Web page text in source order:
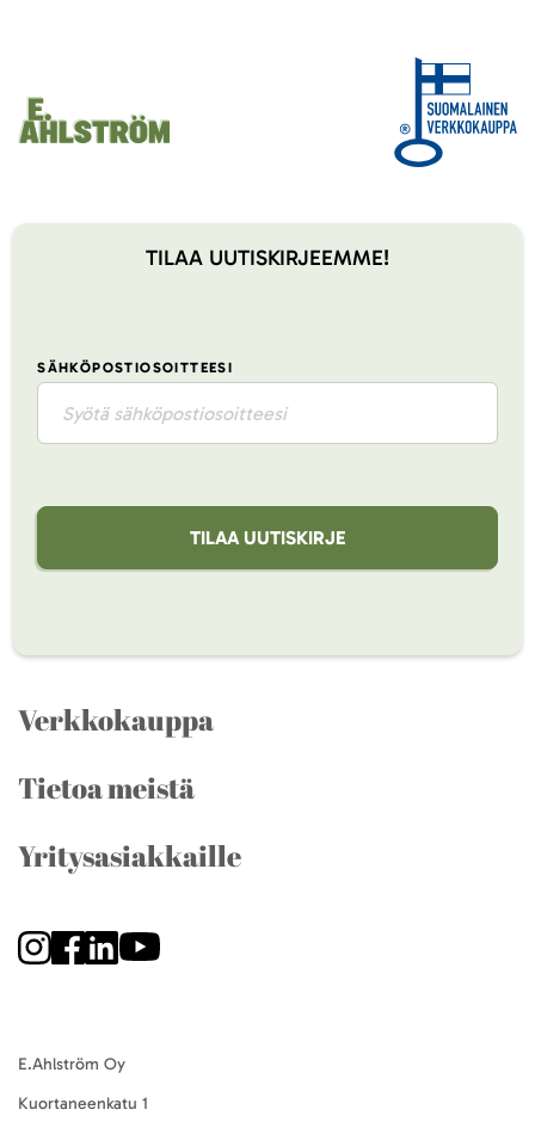
TILAA UUTISKIRJEEMME!
SÄHKÖPOSTIOSOITTEESI
TILAA UUTISKIRJE
Verkkokauppa
Tietoa meistä
Yritysasiakkaille
E.Ahlström Oy
Kuortaneenkatu 1